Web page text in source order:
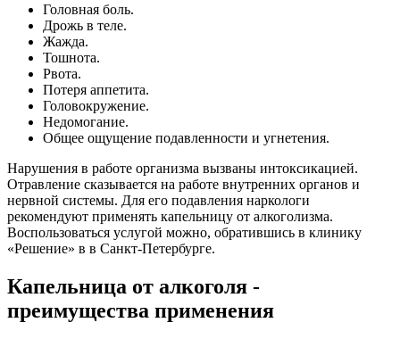
Головная боль.
Дрожь в теле.
Жажда.
Тошнота.
Рвота.
Потеря аппетита.
Головокружение.
Недомогание.
Общее ощущение подавленности и угнетения.
Нарушения в работе организма вызваны интоксикацией.
Отравление сказывается на работе внутренних органов и
нервной системы. Для его подавления наркологи
рекомендуют применять капельницу от алкоголизма.
Воспользоваться услугой можно, обратившись в клинику
«Решение» в в Санкт-Петербурге.
Капельница от алкоголя -
преимущества применения